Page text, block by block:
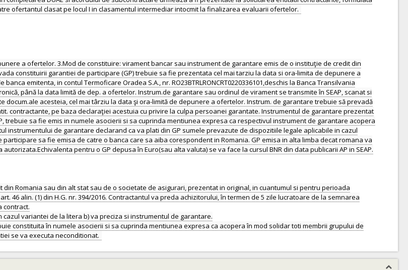
a ofertelor. 3.Mod de constituire: virament bancar sau instrument de garantare emis de o instituţie de credit din
constituirii garantiei de participare (GP) trebuie sa fie prezentata cel mai tarziu la data si ora-limita de depunere a
emitenta, in contul Termoficare Oradea S.A., nr. RO23BTRLRONCRT0220336101,deschis la Banca Transilvania
până la data limită de dep. a ofertelor. Instrum.de garantare sau ordinul de virament se transmite în SEAP, scanat si
docum.ale acesteia, cel mai târziu la data şi ora-limită de depunere a ofertelor. Instrum. de garantare trebuie să prevadă
contractante, pe baza declaraţiei acestuia cu privire la culpa persoanei garantate. Instrumentul de garantare prezentat
trebuie sa fie emis in numele asocierii si sa cuprinda mentiunea expresa ca respectivul instrument de garantare acopera
instrumentului de garantare declarand ca va plati din GP sumele prevazute de dispozitiile legale aplicabile in cazul
sa fie emisa de catre o banca care sa aiba corespondent in Romania. GP emisa in alta limba decat romana va
pentru o GP depusa în Euro(sau alta valuta) se va face la cursul BNR din data publicarii AP in SEAP.
Romania sau din alt stat sau de o societate de asigurari, prezentat in original, in cuantumul si pentru perioada
46 alin. (1) din H.G. nr. 394/2016. Contractantul va preda achizitorului, în termen de 5 zile lucratoare de la semnarea
contract.
variantei de la litera b) va preciza si instrumentul de garantare.
constituita în numele asocierii si sa cuprinda mentiunea expresa ca acopera în mod solidar toti membrii grupului de